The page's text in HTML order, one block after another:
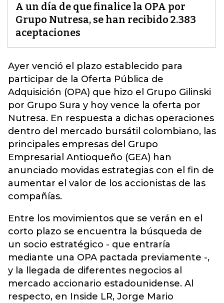
A un día de que finalice la OPA por
Grupo Nutresa, se han recibido 2.383
aceptaciones
Ayer venció el plazo establecido para
participar de la Oferta Pública de
Adquisición (OPA) que hizo el Grupo Gilinski
por Grupo Sura y hoy vence la oferta por
Nutresa. En respuesta a dichas operaciones
dentro del mercado bursátil colombiano, las
principales empresas del Grupo
Empresarial Antioqueño (GEA) han
anunciado movidas estrategias con el fin de
aumentar el valor de los accionistas de las
compañías.
Entre los movimientos que se verán en el
corto plazo se encuentra la búsqueda de
un socio estratégico - que entraría
mediante una OPA pactada previamente -,
y la llegada de diferentes negocios al
mercado accionario estadounidense. Al
respecto, en Inside LR, Jorge Mario